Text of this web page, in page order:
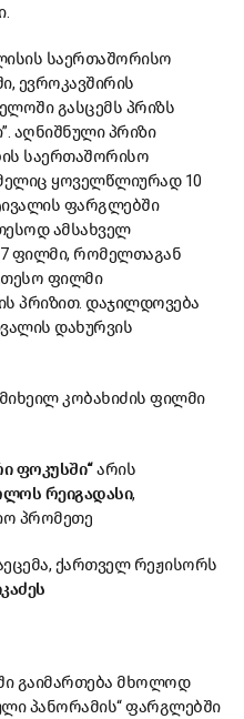
საერთაშორისო
ევროკავშირის
გასცემს პრიზს
აღნიშნული პრიზი
საერთაშორისო
ყოველწლიურად 10
ფარგლებში
ამსახველ
7 ფილმი, რომელთაგან
ფილმი
პრიზით. დაჯილდოვება
დახურვის
მიხეილ კობახიძის ფილმი
ფოკუსში“არის
რეიგადასი,
პრომეთე
ქართველ რეჟისორს
გაიმართება მხოლოდ
პანორამის“ ფარგლებში